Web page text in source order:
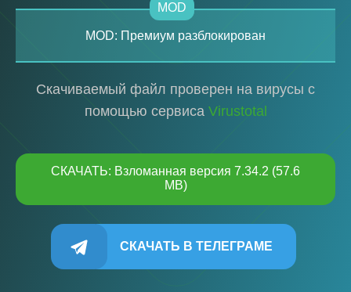
MOD
MOD: Премиум разблокирован
Скачиваемый файл проверен на вирусы с
помощью сервиса Virustotal
СКАЧАТЬ: Взломанная версия 7.34.2 (57.6
MB)
СКАЧАТЬ В ТЕЛЕГРАМЕ